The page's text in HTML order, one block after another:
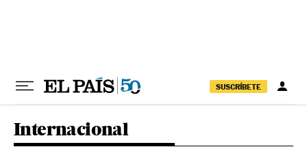
SUSCRÍBETE
Internacional